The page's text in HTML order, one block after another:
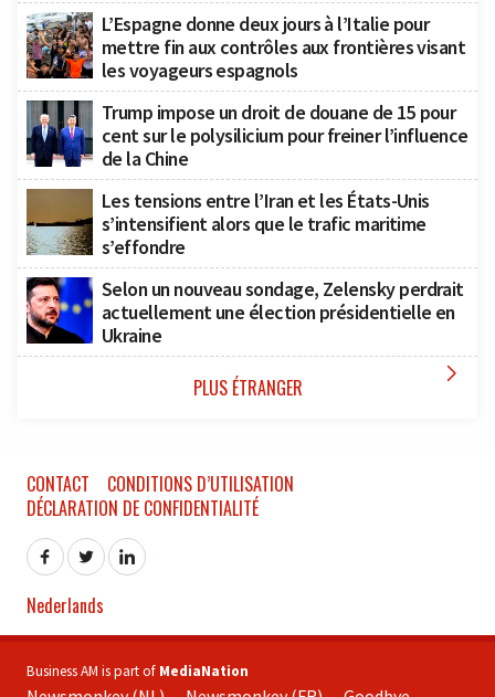
L’Espagne donne deux jours à l’Italie pour
mettre fin aux contrôles aux frontières visant
les voyageurs espagnols
Trump impose un droit de douane de 15 pour
cent sur le polysilicium pour freiner l’influence
de la Chine
Les tensions entre l’Iran et les États-Unis
s’intensifient alors que le trafic maritime
s’effondre
Selon un nouveau sondage, Zelensky perdrait
actuellement une élection présidentielle en
Ukraine
PLUS ÉTRANGER 
CONTACT
CONDITIONS D’UTILISATION
DÉCLARATION DE CONFIDENTIALITÉ
Nederlands
Business AM is part of MediaNation